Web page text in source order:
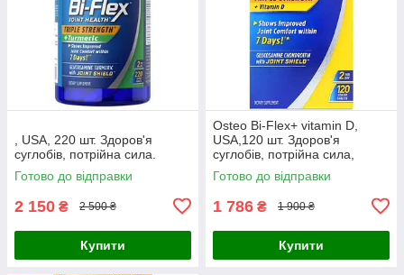
, USA, 220 шт. Здоров'я
суглобів, потрійна сила.
Готово до відправки
2 150 ₴ 2 500 ₴
Купити
Osteo Bi-Flex+ vitamin D,
USA,120 шт. Здоров'я
суглобів, потрійна сила,
Готово до відправки
1 786 ₴ 1 900 ₴
Купити